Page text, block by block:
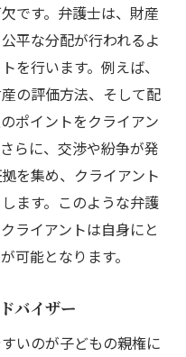
です。弁護士は、財産
平な分配が行われるよ
を行います。例えば、
の評価方法、そして配
ポイントをクライアン
らに、交渉や紛争が発
を集め、クライアント
ます。このような弁護
ライアントは自身にと
可能となります。
バイザー
いのが子どもの親権に